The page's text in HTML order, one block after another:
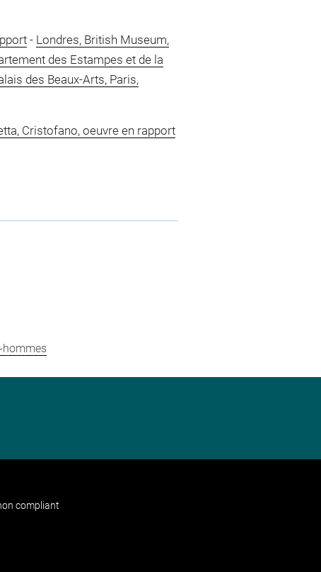
- Londres, British Museum,
des Estampes et de la
des Beaux-Arts, Paris,
Cristofano, oeuvre en rapport
hommes
compliant